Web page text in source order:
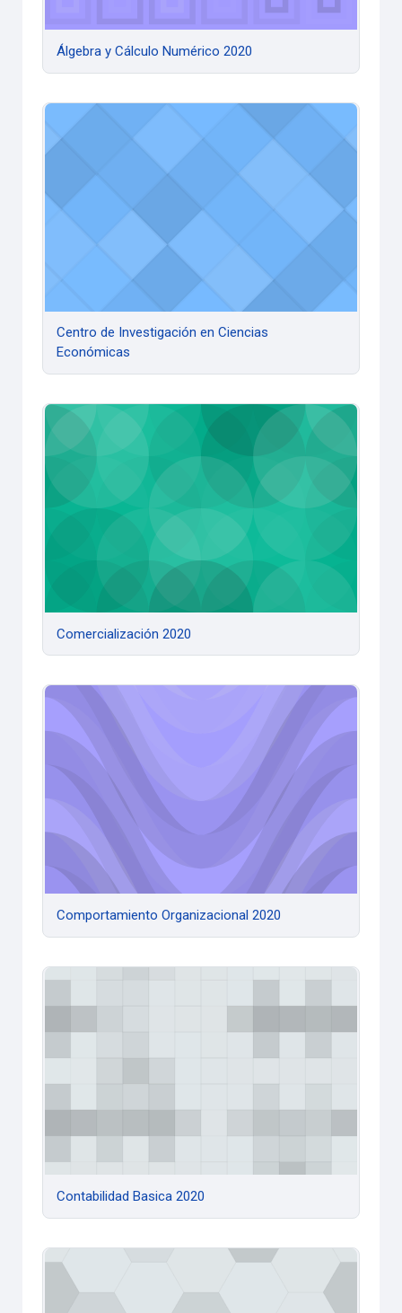
Álgebra y Cálculo Numérico 2020
Centro de Investigación en Ciencias Económicas
Centro de Investigación en Ciencias
Económicas
Comercialización 2020
Comercialización 2020
Comportamiento Organizacional 2020
Comportamiento Organizacional 2020
Contabilidad Basica 2020
Contabilidad Basica 2020
Contabilidad Pública 2020